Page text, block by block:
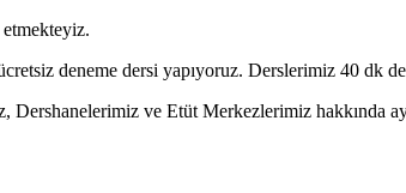
deneme dersi yapıyoruz. Derslerimiz 40 dk
ve Etüt Merkezlerimiz hakkında